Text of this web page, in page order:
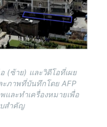
(ซ้าย) และวิดีโอที่เผย
ภาพที่บันทึกโดย AFP
และทำเครื่องหมายเพื่อ
สำคัญ